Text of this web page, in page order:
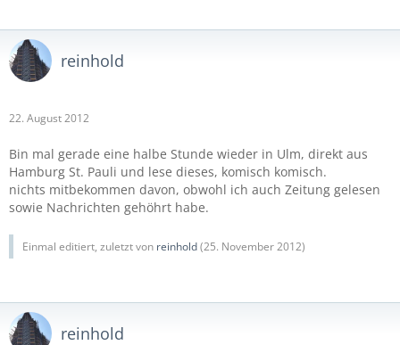
reinhold
22. August 2012
Bin mal gerade eine halbe Stunde wieder in Ulm, direkt aus
Hamburg St. Pauli und lese dieses, komisch komisch.
nichts mitbekommen davon, obwohl ich auch Zeitung gelesen
sowie Nachrichten gehöhrt habe.
Einmal editiert, zuletzt von reinhold(25. November 2012)
reinhold